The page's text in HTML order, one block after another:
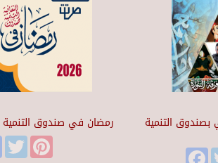
رمضان في صندوق التنمية
FacebookTwitter
بصندوق التنمية